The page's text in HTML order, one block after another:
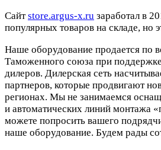
Cайтstore.argus-x.ru заработал в
популярных товаров на складе, но
Наше оборудование продается по
Таможенного союза при
дилеров. Дилерская сеть
партнеров, которые продвигают
регионах. Мы не занимаемся
и автоматических линий монтажа
можете попросить вашего
наше оборудование. Будем рады